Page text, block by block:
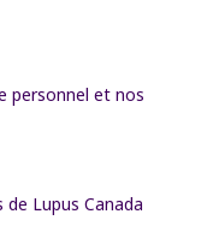
personnel et nos
Lupus Canada